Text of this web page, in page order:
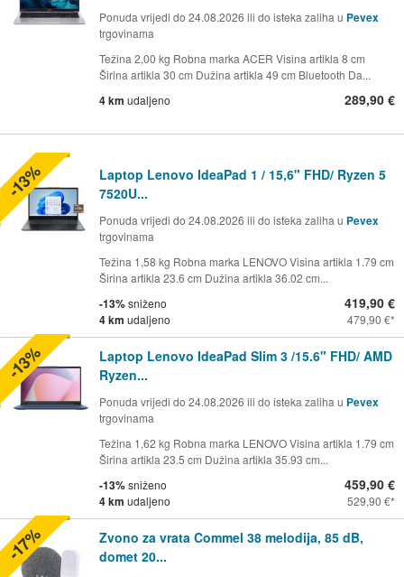
Ponuda vrijedi do 24.08.2026 ili do isteka zaliha u Pevex
trgovinama
Težina 2,00 kg Robna marka ACER Visina artikla 8 cm
Širina artikla 30 cm Dužina artikla 49 cm Bluetooth Da...
4 km udaljeno 289,90 €
Laptop Lenovo IdeaPad 1 / 15,6" FHD/ Ryzen 5
7520U...
Ponuda vrijedi do 24.08.2026 ili do isteka zaliha u Pevex
trgovinama
Težina 1,58 kg Robna marka LENOVO Visina artikla 1.79 cm
Širina artikla 23.6 cm Dužina artikla 36.02 cm...
-13%sniženo
4 km udaljeno
419,90 €
479,90 €
-13%
Laptop Lenovo IdeaPad Slim 3 /15.6" FHD/ AMD
Ryzen...
Ponuda vrijedi do 24.08.2026 ili do isteka zaliha u Pevex
trgovinama
Težina 1,62 kg Robna marka LENOVO Visina artikla 1.79 cm
Širina artikla 23.5 cm Dužina artikla 35.93 cm...
-13%sniženo
4 km udaljeno
459,90 €
529,90 €
-13%
Zvono za vrata Commel 38 melodija, 85 dB,
domet 20...
-17%